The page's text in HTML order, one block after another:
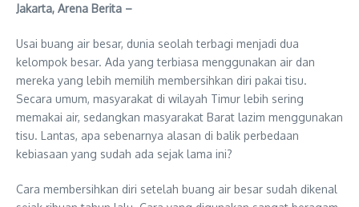
Jakarta, Arena Berita –
Usai buang air besar, dunia seolah terbagi menjadi dua
kelompok besar. Ada yang terbiasa menggunakan air dan
mereka yang lebih memilih membersihkan diri pakai tisu.
Secara umum, masyarakat di wilayah Timur lebih sering
memakai air, sedangkan masyarakat Barat lazim menggunakan
tisu. Lantas, apa sebenarnya alasan di balik perbedaan
kebiasaan yang sudah ada sejak lama ini?
Cara membersihkan diri setelah buang air besar sudah dikenal